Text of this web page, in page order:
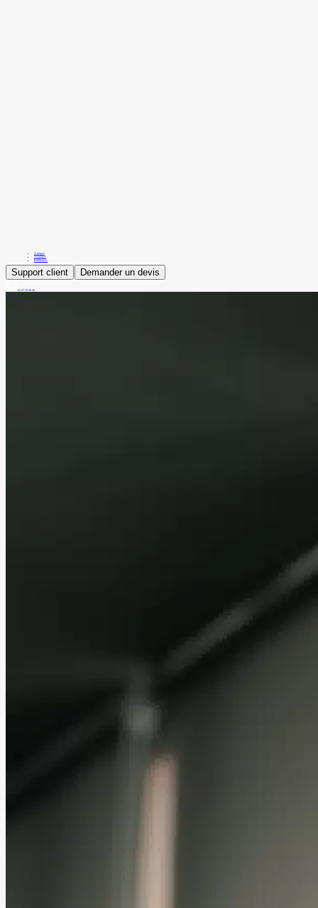
À propos
Actualités
Références
Support client Demander un devis
03 87 78 48 48